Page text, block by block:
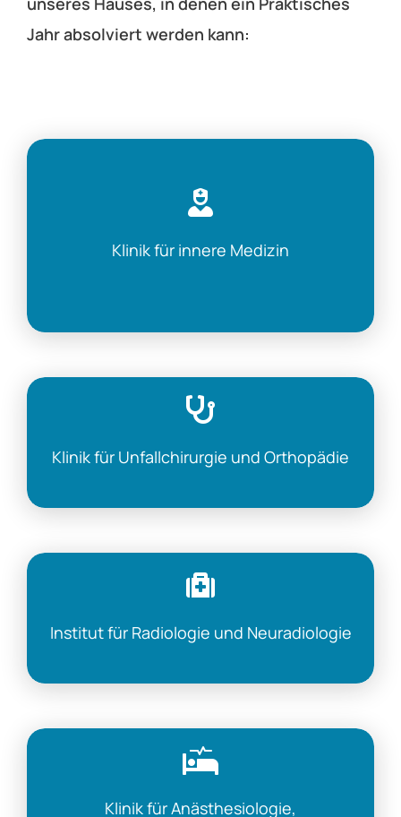
Jahr absolviert werden kann:
Klinik für innere Medizin
Klinik für Unfallchirurgie und Orthopädie
Institut für Radiologie und Neuradiologie
Klinik für Anästhesiologie,